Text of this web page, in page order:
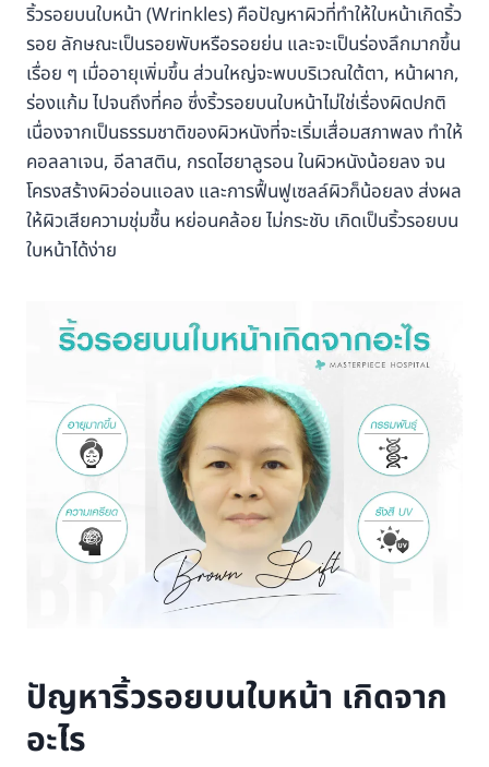
ริ้วรอยบนใบหน้า (Wrinkles) คือปัญหาผิวที่ทำให้ใบหน้าเกิดริ้ว
รอย ลักษณะเป็นรอยพับหรือรอยย่น และจะเป็นร่องลึกมากขึ้น
เรื่อย ๆ เมื่ออายุเพิ่มขึ้น ส่วนใหญ่จะพบบริเวณใต้ตา, หน้าผาก,
ร่องแก้ม ไปจนถึงที่คอ ซึ่งริ้วรอยบนใบหน้าไม่ใช่เรื่องผิดปกติ
เนื่องจากเป็นธรรมชาติของผิวหนังที่จะเริ่มเสื่อมสภาพลง ทำให้
คอลลาเจน, อีลาสติน, กรดไฮยาลูรอน ในผิวหนังน้อยลง จน
โครงสร้างผิวอ่อนแอลง และการฟื้นฟูเซลล์ผิวก็น้อยลง ส่งผล
ให้ผิวเสียความชุ่มชื้น หย่อนคล้อย ไม่กระชับ เกิดเป็นริ้วรอยบน
ใบหน้าได้ง่าย
ปัญหาริ้วรอยบนใบหน้า เกิดจาก
อะไร